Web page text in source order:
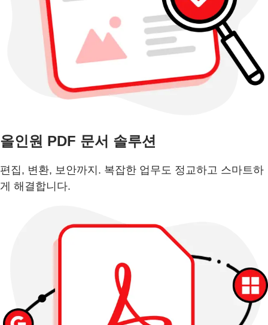
올인원 PDF 문서 솔루션
편집, 변환, 보안까지. 복잡한 업무도 정교하고 스마트하
게 해결합니다.